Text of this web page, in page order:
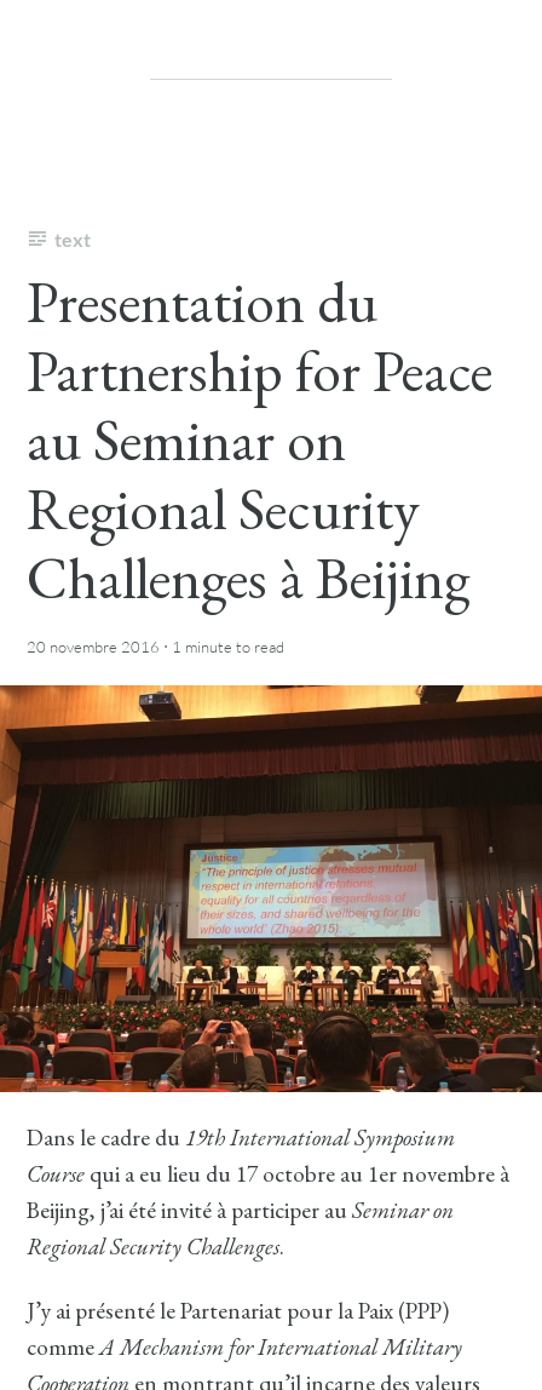
text
Presentation du
Partnership for Peace
au Seminar on
Regional Security
Challenges à Beijing
20 novembre 2016 · 1 minute to read
Dans le cadre du19th International Symposium
Course qui a eu lieu du 17 octobre au 1er novembre à
Beijing, j’ai été invité à participer auSeminar on
Regional Security Challenges.
J’y ai présenté le Partenariat pour la Paix (PPP)
commeA Mechanism for International Military
Cooperation en montrant qu’il incarne des valeurs